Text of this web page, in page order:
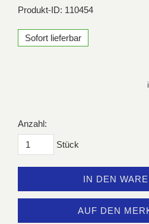
Produkt-ID: 110454
Sofort lieferbar
Anzahl:
Stück
IN DEN
AUF DEN